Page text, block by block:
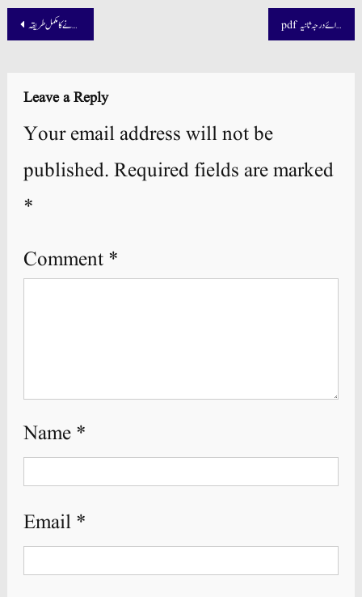
Post
بطاقۃ الکراسہ حل کرنے کا مکمل طریقہ pdf زاد الطالبین شروحات برائے درجہ ثانیہ
Leave a Reply
Your email address will not be
published. Required fields are marked
*
Comment *
Name *
Email *